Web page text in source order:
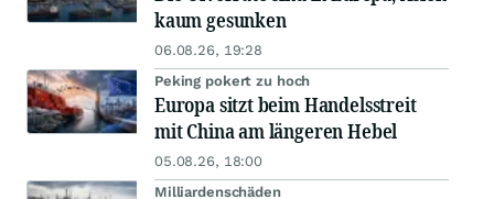
kaum gesunken
06.08.26, 19:28
Peking pokert zu hoch
Europa sitzt beim Handelsstreit
mit China am längeren Hebel
05.08.26, 18:00
Milliardenschäden